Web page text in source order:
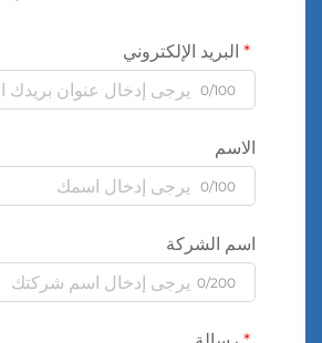
البريد الإلكتروني
0/100
الاسم
0/100
اسم الشركة
0/200